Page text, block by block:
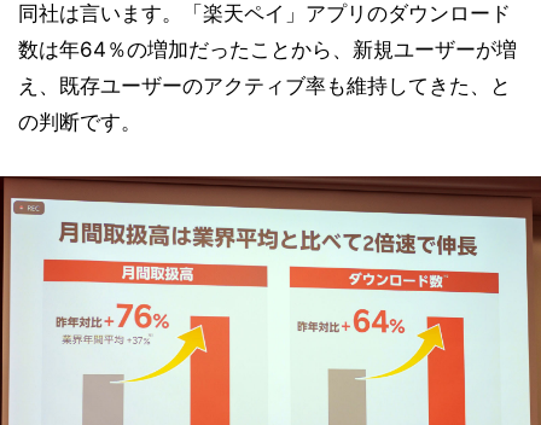
同社は言います。「楽天ペイ」アプリのダウンロード
数は年64％の増加だったことから、新規ユーザーが増
え、既存ユーザーのアクティブ率も維持してきた、と
の判断です。